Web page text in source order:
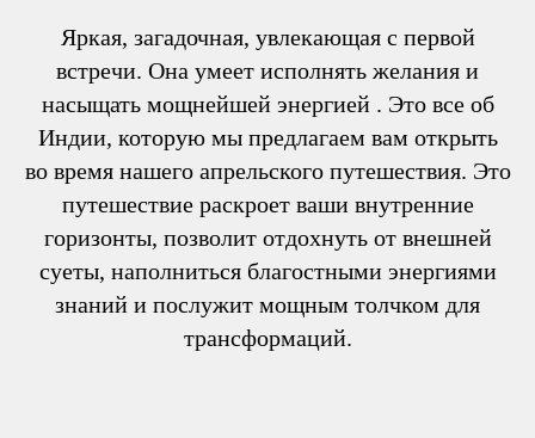
Яркая, загадочная, увлекающая с первой
встречи. Она умеет исполнять желания и
насыщать мощнейшей энергией . Это все об
Индии, которую мы предлагаем вам открыть
во время нашего апрельского путешествия. Это
путешествие раскроет ваши внутренние
горизонты, позволит отдохнуть от внешней
суеты, наполниться благостными энергиями
знаний и послужит мощным толчком для
трансформаций.